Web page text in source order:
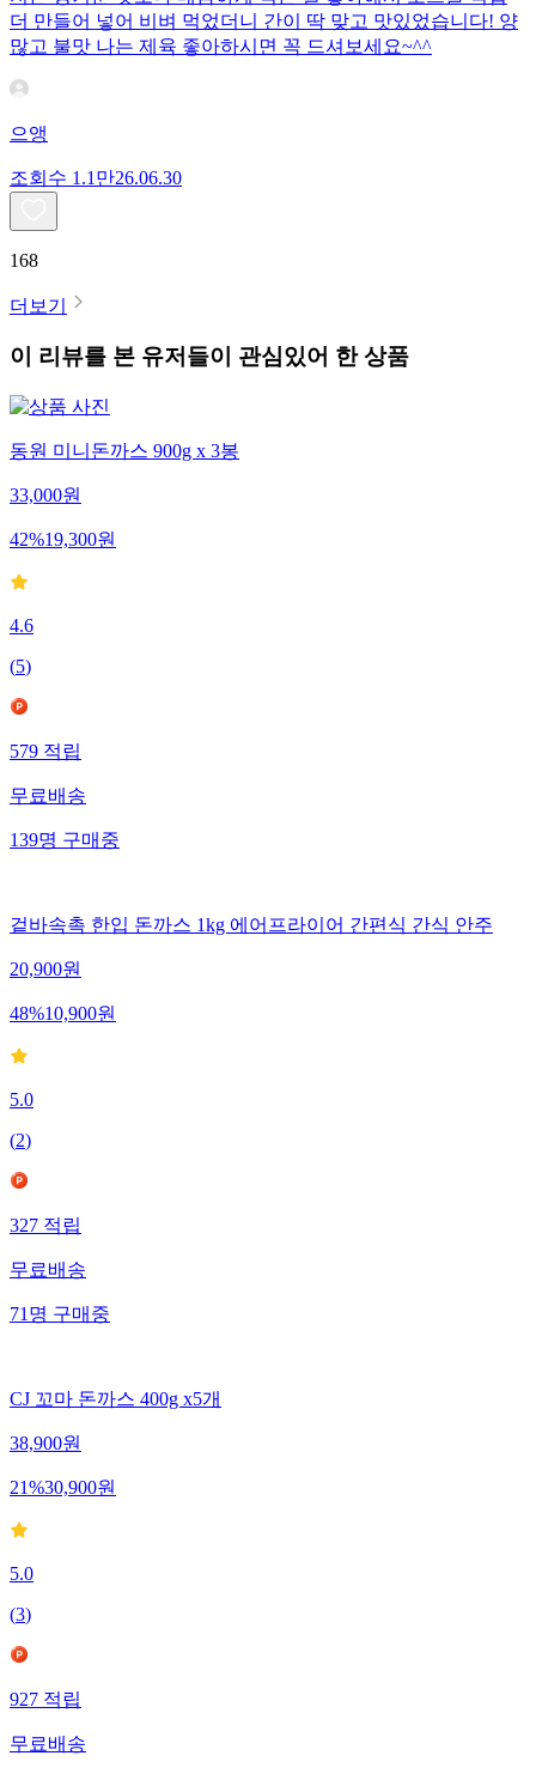
더 만들어 넣어 비벼 먹었더니 간이 딱 맞고 맛있었습니다! 양
많고 불맛 나는 제육 좋아하시면 꼭 드셔보세요~^^
으앵
조회수 1.1만26.06.30
168
더보기
이 리뷰를 본 유저들이 관심있어 한 상품
동원 미니돈까스 900g x 3봉
33,000원
42%19,300원
4.6
(5)
579 적립
무료배송
139명 구매중
겉바속촉 한입 돈까스 1kg 에어프라이어 간편식 간식 안주
20,900원
48%10,900원
5.0
(2)
327 적립
무료배송
71 명 구매중
CJ 꼬마 돈까스 400g x5개
38,900원
21%30,900원
5.0
(3)
927적립
무료배송